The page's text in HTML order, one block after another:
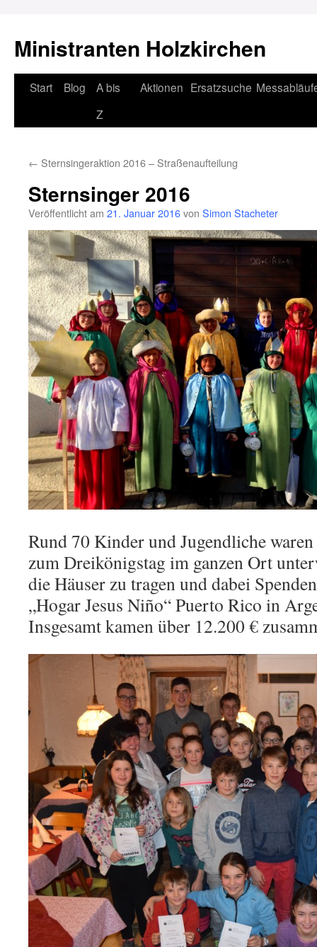
Ministranten Holzkirchen
Zum
Start Blog
A bis
Z
Aktionen Ersatzsuche
← Sternsingeraktion 2016 – Straßenaufteilung
Sternsinger 2016
Veröffentlicht am 21. Januar 2016von Simon Stacheter
Rund 70 Kinder und Jugendliche
zum Dreikönigstag im ganzen Ort
die Häuser zu tragen und dabei
„Hogar Jesus Niño“ Puerto Rico in
Insgesamt kamen über 12.200 €